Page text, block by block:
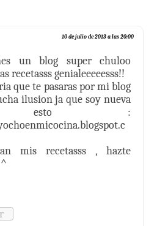
10 de julio de 2013 a las 20:00
un blog super chuloo
recetasss genialeeeeesss!!
que te pasaras por mi blog
ilusion ja que soy nueva
esto :
mis recetasss , hazte